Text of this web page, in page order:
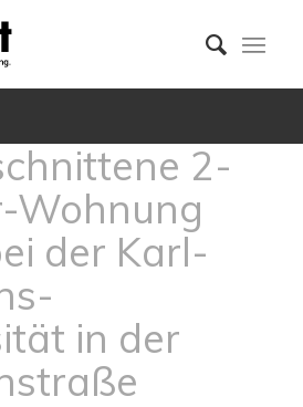
2-
Wohnung
der Karl-
in der